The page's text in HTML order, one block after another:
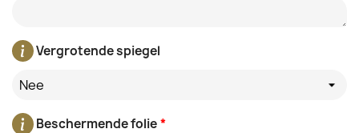
Vergrotende spiegel
Nee
*
Beschermende folie